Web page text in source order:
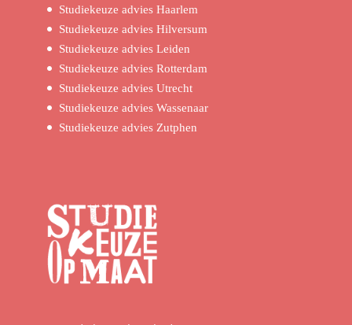
Studiekeuze advies Haarlem
Studiekeuze advies Hilversum
Studiekeuze advies Leiden
Studiekeuze advies Rotterdam
Studiekeuze advies Utrecht
Studiekeuze advies Wassenaar
Studiekeuze advies Zutphen